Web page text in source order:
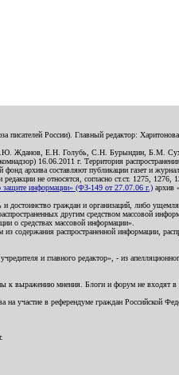
России). Главный редактор:
А.Ю. Жданов, Е.Н. Голубь, С.Н. Бурындин, Б.М.
16.06.2011 г. Территория
фонд архива составляют публикации газет и
не относятся, согласно ст.ст. 1275, 1276,
информации» (ФЗ-149 от 27.07.06 г.) архив
достоинство граждан и организаций, либо
другим средством массовой
о средствах массовой информации».
распространенной информации,
и главного редактор», - из
к выражению мнения. Блоги и форум не входят
участие в референдуме граждан Российской